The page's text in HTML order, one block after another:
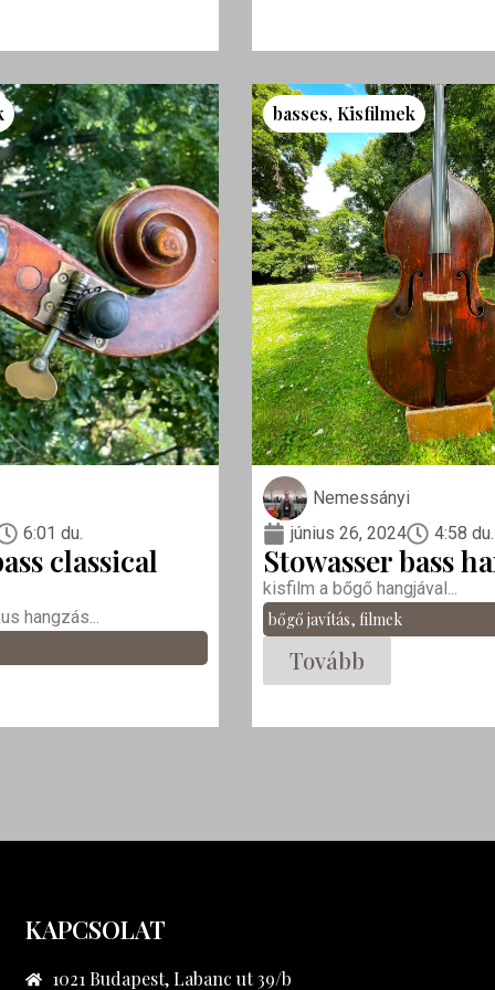
6:01 du.
classical
hangzás...
basses, Kisfilmek
Nemessányi
június 26, 2024
4:58 du.
Stowasser bass
kisfilm a bőgő hangjával...
bőgő javítás, filmek
Tovább
KAPCSOLAT
1021 Budapest, Labanc ut 39/b